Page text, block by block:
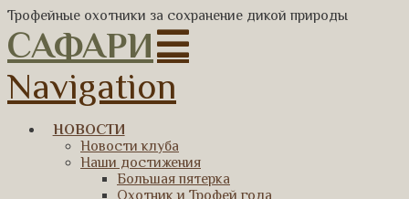
Трофейные охотники за сохранение дикой природы
САФАРИ
Navigation
НОВОСТИ
Новости клуба
Наши достижения
Большая пятерка
Охотник и Трофей года